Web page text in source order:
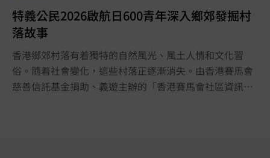
特義公民2026啟航日600青年深入鄉郊發掘村
落故事
香港鄉郊村落有着獨特的自然風光、風土人情和文化習
俗。隨着社會變化，這些村落正逐漸消失。由香港賽馬會
慈善信託基金捐助、義遊主辦的「香港賽馬會社區資訊計